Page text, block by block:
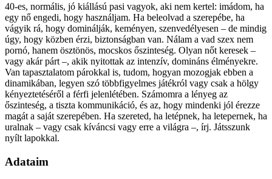
40-es, normális, jó kiállású pasi vagyok, aki nem kertel: imádom, ha
egy nő engedi, hogy használjam. Ha beleolvad a szerepébe, ha
vágyik rá, hogy dominálják, keményen, szenvedélyesen – de mindig
úgy, hogy közben érzi, biztonságban van. Nálam a vad szex nem
pornó, hanem ösztönös, mocskos őszinteség. Olyan nőt keresek –
vagy akár párt –, akik nyitottak az intenzív, domináns élményekre.
Van tapasztalatom párokkal is, tudom, hogyan mozogjak ebben a
dinamikában, legyen szó többfigyelmes játékról vagy csak a hölgy
kényeztetéséről a férfi jelenlétében. Számomra a lényeg az
őszinteség, a tiszta kommunikáció, és az, hogy mindenki jól érezze
magát a saját szerepében. Ha szereted, ha letépnek, ha letepernek, ha
uralnak – vagy csak kíváncsi vagy erre a világra –, írj. Játsszunk
nyílt lapokkal.
Adataim